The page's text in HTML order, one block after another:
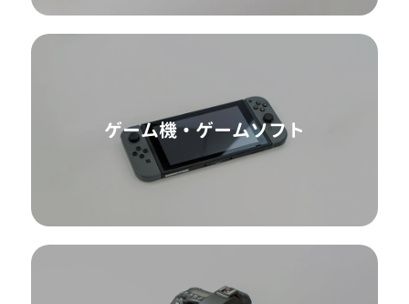
ゲーム機・ゲームソフト